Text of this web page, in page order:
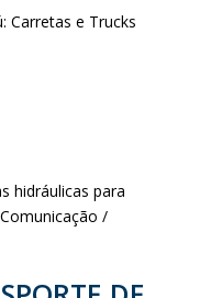
Carretas e Trucks
hidráulicas para
/